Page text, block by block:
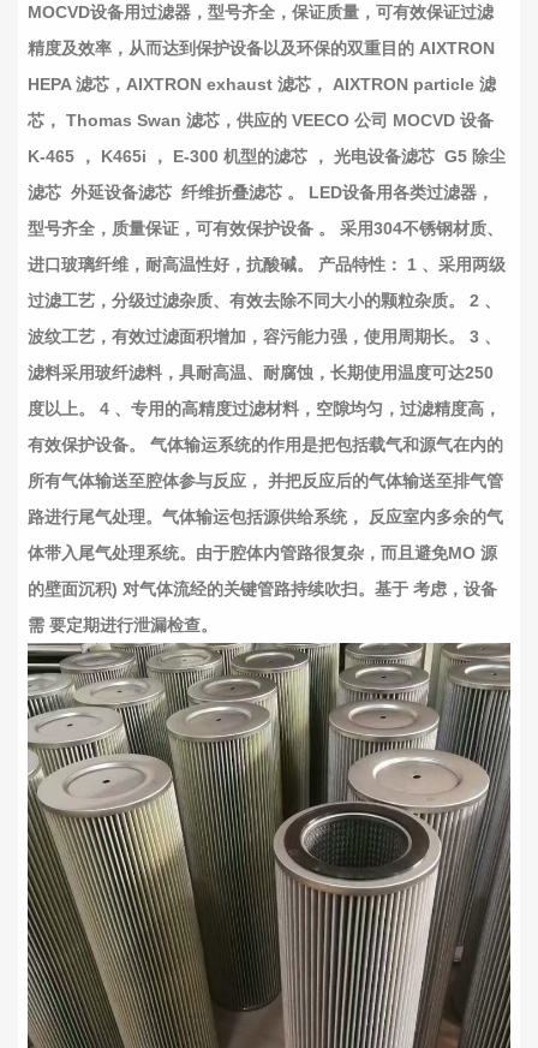
MOCVD设备用过滤器，型号齐全，保证质量，可有效保证过滤
精度及效率，从而达到保护设备以及环保的双重目的 AIXTRON
HEPA 滤芯，AIXTRON exhaust 滤芯， AIXTRON particle 滤
芯， Thomas Swan 滤芯，供应的 VEECO 公司 MOCVD 设备
K-465 ， K465i ， E-300 机型的滤芯 ， 光电设备滤芯 G5 除尘
滤芯 外延设备滤芯 纤维折叠滤芯 。 LED设备用各类过滤器，
型号齐全，质量保证，可有效保护设备 。 采用304不锈钢材质、
进口玻璃纤维，耐高温性好，抗酸碱。 产品特性： 1 、采用两级
过滤工艺，分级过滤杂质、有效去除不同大小的颗粒杂质。 2 、
波纹工艺，有效过滤面积增加，容污能力强，使用周期长。 3 、
滤料采用玻纤滤料，具耐高温、耐腐蚀，长期使用温度可达250
度以上。 4 、专用的高精度过滤材料，空隙均匀，过滤精度高，
有效保护设备。 气体输运系统的作用是把包括载气和源气在内的
所有气体输送至腔体参与反应， 并把反应后的气体输送至排气管
路进行尾气处理。气体输运包括源供给系统， 反应室内多余的气
体带入尾气处理系统。由于腔体内管路很复杂，而且避免MO 源
的壁面沉积) 对气体流经的关键管路持续吹扫。基于 考虑，设备
需 要定期进行泄漏检查。